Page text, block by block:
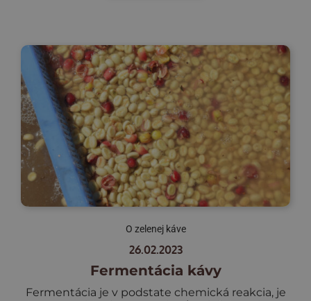
O zelenej káve
26.02.2023
Fermentácia kávy
Fermentácia je v podstate chemická reakcia, je